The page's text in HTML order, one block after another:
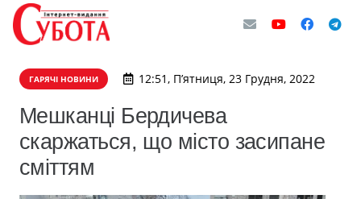
ГАРЯЧІ НОВИНИ 12:51, П’ятниця, 23 Грудня, 2022
Мешканці Бердичева
скаржаться, що місто засипане
сміттям